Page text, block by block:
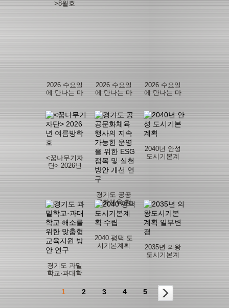
>8월호
산물 유해물
2026 수요일
에 만나는 마
호)
2026 수요일
에 만나는 마
판)
2026 수요일
에 만나는 마
호)
<꿈나무기자
단> 2026년
경기도 공공
문화체육 행
사의 지속가
능한 운영을
위한 ESG접
목 및 실천 방
안 개선 연구
2040년 안성
도시기본계
경기도 과밀
학교·과대학
한 맞춤형 교
육지원 방안
2040 평택 도
시기본계획
2035년 의왕
도시기본계
1 2 3 4 5